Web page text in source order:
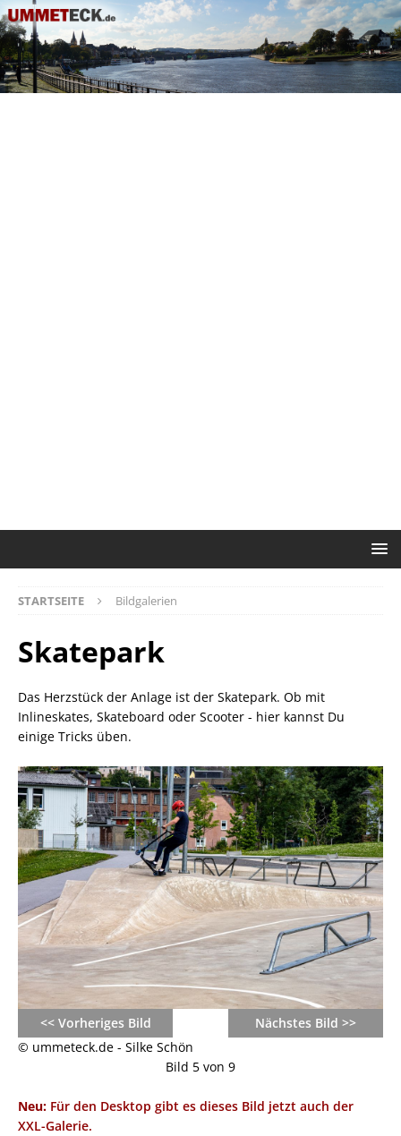
STARTSEITE Bildgalerien
Skatepark
Das Herzstück der Anlage ist der Skatepark. Ob mit
Inlineskates, Skateboard oder Scooter - hier kannst Du
einige Tricks üben.
<< Vorheriges Bild
Nächstes Bild >>
© ummeteck.de - Silke Schön
Bild 5 von 9
Neu: Für den Desktop gibt es dieses Bild jetzt auch der
XXL-Galerie.